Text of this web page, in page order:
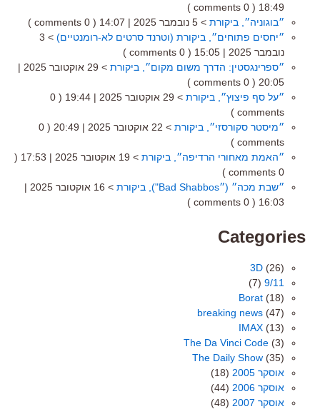
18:49
( 0 comments )
״בוגוניה״, ביקורת > 5 נובמבר 2025 | 14:07
( 0 comments )
״יחסים פתוחים״, ביקורת (וטרנד סרטים לא-רומנטיים)
> 3
נובמבר 2025 | 15:05
( 0 comments )
״ספרינגסטין: הדרך משום מקום״, ביקורת
> 29 אוקטובר 2025 |
20:05
( 0 comments )
״על סף פיצוץ״, ביקורת > 29 אוקטובר 2025 | 19:44
( 0
comments )
״מיסטר סקורסזי״, ביקורת > 22 אוקטובר 2025 | 20:49
( 0
comments )
״האמת מאחורי הרדיפה״, ביקורת > 19 אוקטובר 2025 | 17:53
(
0 comments )
״שבת מכה״ (״Bad Shabbos"), ביקורת
> 16 אוקטובר 2025 |
16:03
( 0 comments )
Categories
3D (26)
9/11
(7)
Borat (18)
breaking news (47)
IMAX (13)
The Da Vinci Code (3)
The Daily Show (35)
אוסקר 2005
(18)
אוסקר 2006
(44)
אוסקר 2007
(48)